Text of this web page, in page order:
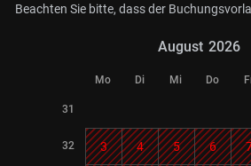
Beachten Sie bitte, dass der
August 2026
Mo Di Mi Do
31
32 3 4 5 6